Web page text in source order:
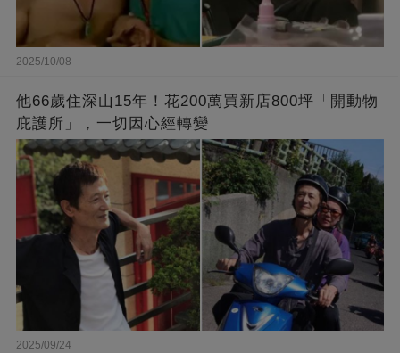
2025/10/08
他66歲住深山15年！花200萬買新店800坪「開動物
庇護所」，一切因心經轉變
2025/09/24